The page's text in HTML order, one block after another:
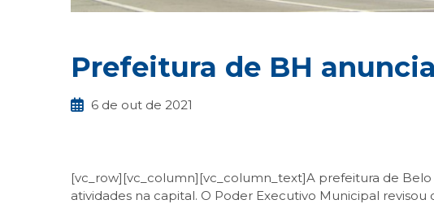
Prefeitura de BH
6 de out de 2021
[vc_row][vc_column][vc_column_text]A prefeitura de
atividades na capital. O Poder Executivo Municipal